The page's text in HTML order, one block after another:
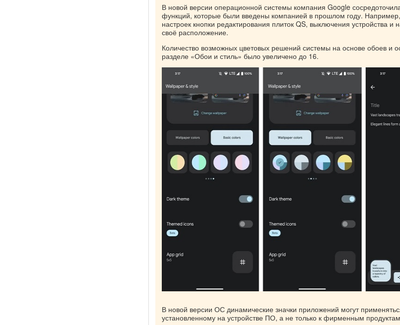
В новой версии операционной системы компания Google
функций, которые были введены компанией в прошлом году.
настроек кнопки редактирования плиток QS, выключения устройства и
своё расположение.
Количество возможных цветовых решений системы на основе обоев и
разделе «Обои и стиль» было увеличено до 16.
В новой версии ОС динамические значки приложений могут
установленному на устройстве ПО, а не только к фирменным